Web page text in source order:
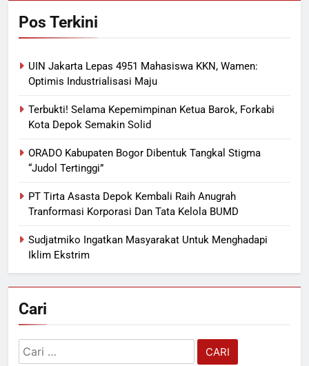
Pos Terkini
UIN Jakarta Lepas 4951 Mahasiswa KKN, Wamen:
Optimis Industrialisasi Maju
Terbukti! Selama Kepemimpinan Ketua Barok, Forkabi
Kota Depok Semakin Solid
ORADO Kabupaten Bogor Dibentuk Tangkal Stigma
“Judol Tertinggi”
PT Tirta Asasta Depok Kembali Raih Anugrah
Tranformasi Korporasi Dan Tata Kelola BUMD
Sudjatmiko Ingatkan Masyarakat Untuk Menghadapi
Iklim Ekstrim
Cari
Cari